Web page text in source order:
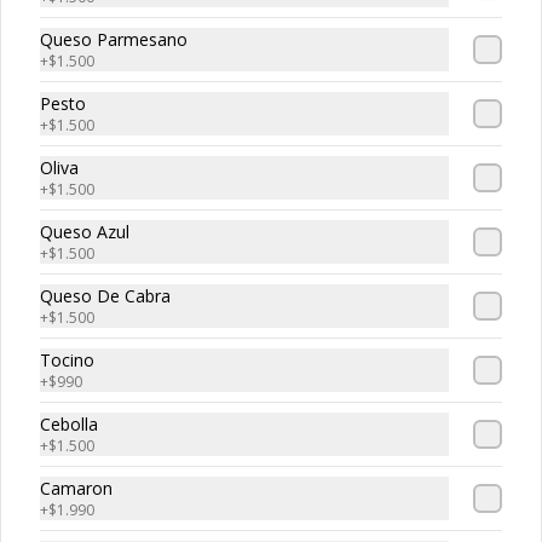
rellena con pomodoro, mozzarella,
pollo, pimentón verde y rojo, aceituna
y orégano.
Conócenos
Zona de Delivery
Términos y condiciones
Queso Parmesano
+$1.500
Pesto
+$1.500
Oliva
+$1.500
Queso Azul
+$1.500
Queso De Cabra
+$1.500
Tocino
+$990
Cebolla
+$1.500
Camaron
+$1.990